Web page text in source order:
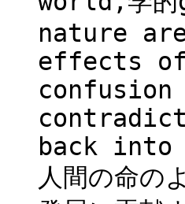
nature
effects
back into
人間の命